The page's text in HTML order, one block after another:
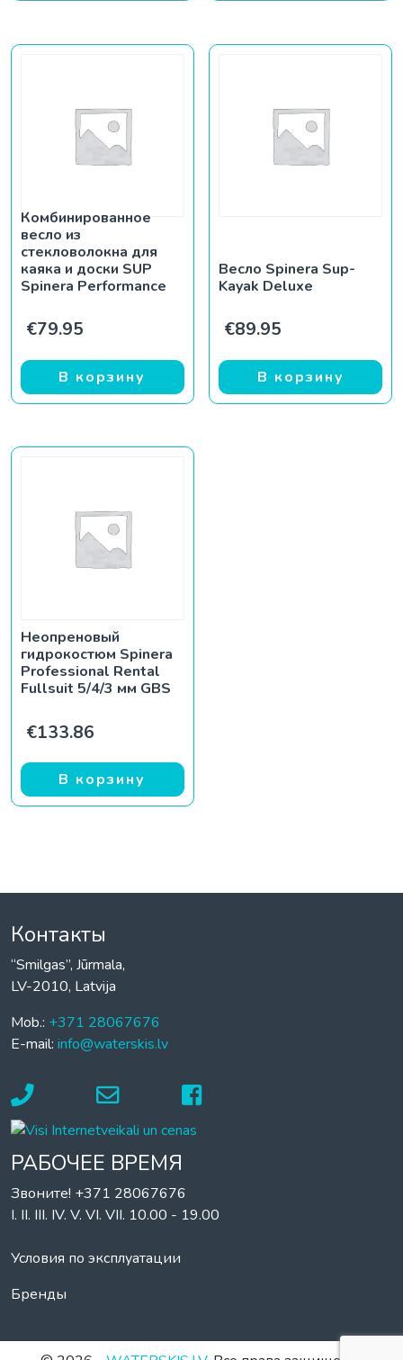
Комбинированное
весло из
стекловолокна для
каяка и доски SUP
Spinera Performance
€79.95
В корзину
Весло Spinera Sup-
Kayak Deluxe
€89.95
В корзину
Неопреновый
гидрокостюм Spinera
Professional Rental
Fullsuit 5/4/3 мм GBS
€133.86
В корзину
Контакты
“Smilgas”, Jūrmala,
LV-2010, Latvija
Mob.: +371 28067676
E-mail: info@waterskis.lv
РАБОЧЕЕ ВРЕМЯ
Звоните! +371 28067676
I. II. III. IV. V. VI. VII. 10.00 - 19.00
Условия по эксплуатации
Бренды